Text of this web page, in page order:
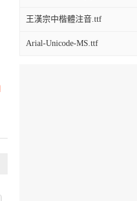
王漢宗中楷體注音.ttf
Arial-Unicode-MS.ttf